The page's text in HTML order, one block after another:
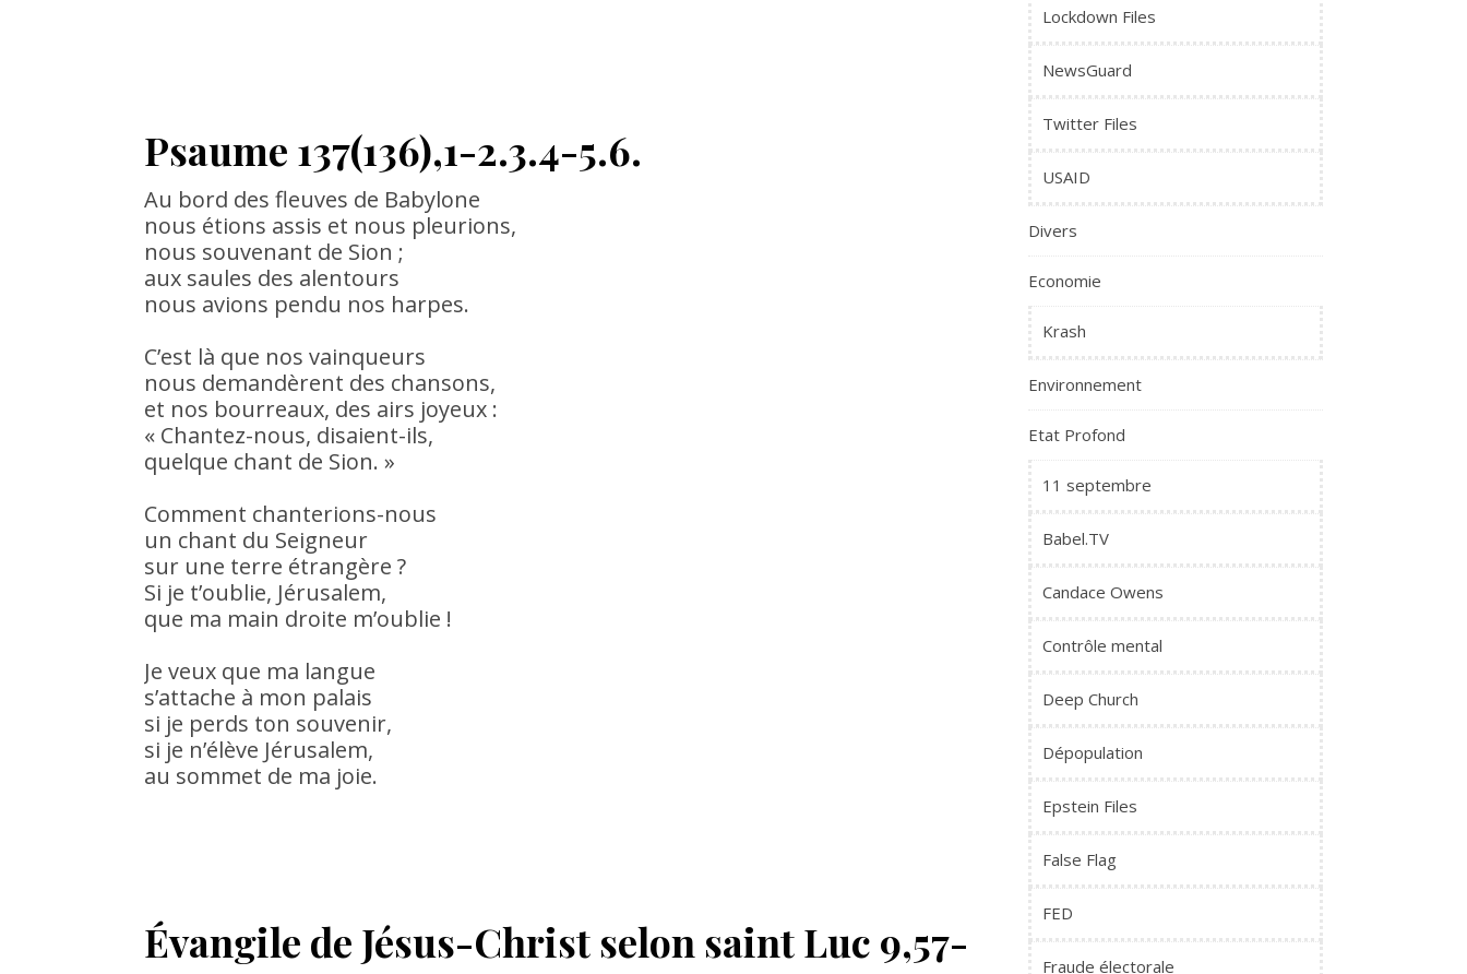
Psaume 137(136),1-2.3.4-5.6.
Au bord des fleuves de Babylone
nous étions assis et nous pleurions,
nous souvenant de Sion ;
aux saules des alentours
nous avions pendu nos harpes.
C’est là que nos vainqueurs
nous demandèrent des chansons,
et nos bourreaux, des airs joyeux :
« Chantez-nous, disaient-ils,
quelque chant de Sion. »
Comment chanterions-nous
un chant du Seigneur
sur une terre étrangère ?
Si je t’oublie, Jérusalem,
que ma main droite m’oublie !
Je veux que ma langue
s’attache à mon palais
si je perds ton souvenir,
si je n’élève Jérusalem,
au sommet de ma joie.
Évangile de Jésus-Christ selon saint Luc 9,57-
Lockdown Files
NewsGuard
Twitter Files
USAID
Divers
Economie
Krash
Environnement
Etat Profond
11 septembre
Babel.TV
Candace Owens
Contrôle mental
Deep Church
Dépopulation
Epstein Files
False Flag
FED
Fraude électorale